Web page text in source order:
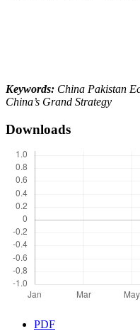
Keywords: China Pakistan
China’s Grand Strategy
Downloads
PDF